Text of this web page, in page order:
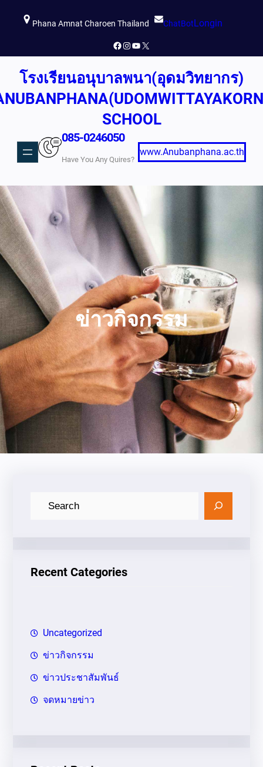
เนื้อหา
Phana Amnat Charoen Thailand ChatBotLongin
Facebook
Instagram
YouTube
X
โรงเรียนอนุบาลพนา(อุดมวิทยากร)
SCHOOL
085-0246050
Have You Any Quires?
www.Anubanphana.ac.th
ข่าวกิจกรรม
Recent Categories
Uncategorized
ข่าวกิจกรรม
ข่าวประชาสัมพันธ์
จดหมายข่าว